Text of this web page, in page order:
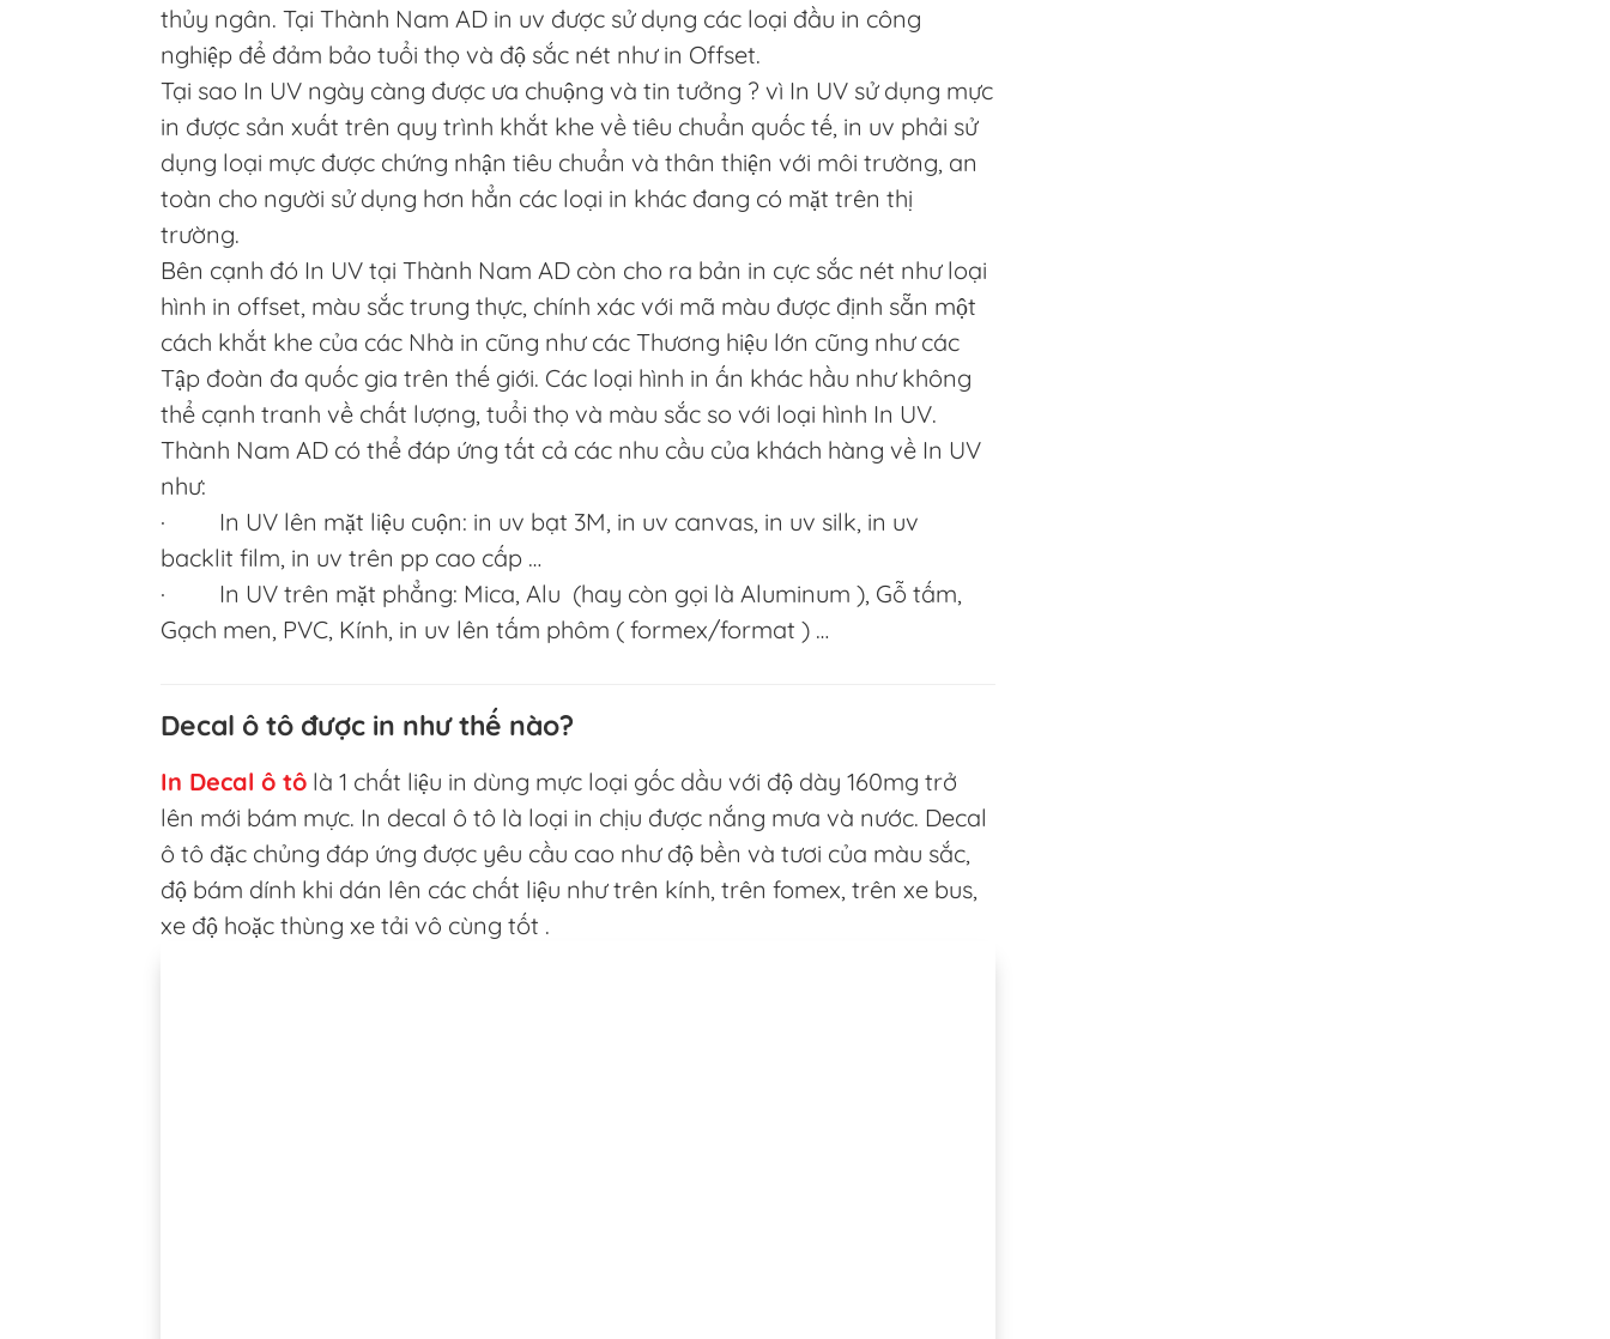
thủy ngân. Tại Thành Nam AD in uv được sử dụng các loại đầu in công
nghiệp để đảm bảo tuổi thọ và độ sắc nét như in Offset.
Tại sao In UV ngày càng được ưa chuộng và tin tưởng ? vì In UV sử dụng mực
in được sản xuất trên quy trình khắt khe về tiêu chuẩn quốc tế, in uv phải sử
dụng loại mực được chứng nhận tiêu chuẩn và thân thiện với môi trường, an
toàn cho người sử dụng hơn hẳn các loại in khác đang có mặt trên thị
trường.
Bên cạnh đó In UV tại Thành Nam AD còn cho ra bản in cực sắc nét như loại
hình in offset, màu sắc trung thực, chính xác với mã màu được định sẵn một
cách khắt khe của các Nhà in cũng như các Thương hiệu lớn cũng như các
Tập đoàn đa quốc gia trên thế giới. Các loại hình in ấn khác hầu như không
thể cạnh tranh về chất lượng, tuổi thọ và màu sắc so với loại hình In UV.
Thành Nam AD có thể đáp ứng tất cả các nhu cầu của khách hàng về In UV
như:
· In UV lên mặt liệu cuộn: in uv bạt 3M, in uv canvas, in uv silk, in uv
backlit film, in uv trên pp cao cấp …
· In UV trên mặt phẳng: Mica, Alu (hay còn gọi là Aluminum ), Gỗ tấm,
Gạch men, PVC, Kính, in uv lên tấm phôm ( formex/format ) …
Decal ô tô được in như thế nào?
In Decal ô tô là 1 chất liệu in dùng mực loại gốc dầu với độ dày 160mg trở
lên mới bám mực. In decal ô tô là loại in chịu được nắng mưa và nước. Decal
ô tô đặc chủng đáp ứng được yêu cầu cao như độ bền và tươi của màu sắc,
độ bám dính khi dán lên các chất liệu như trên kính, trên fomex, trên xe bus,
xe độ hoặc thùng xe tải vô cùng tốt .